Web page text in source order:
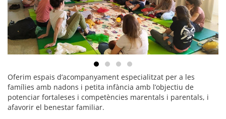
Oferim espais d’acompanyament especialitzat per a les
famílies amb nadons i petita infància amb l’objectiu de
potenciar fortaleses i competències marentals i parentals, i
afavorir el benestar familiar.